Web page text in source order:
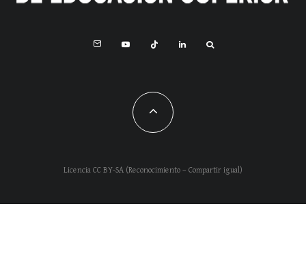
Licencia CC BY-SA (Reconocimiento – Compartir igual)